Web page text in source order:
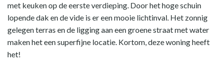
met keuken op de eerste verdieping. Door het hoge schuin
lopende dak en de vide is er een mooie lichtinval. Het zonnig
gelegen terras en de ligging aan een groene straat met water
maken het een superfijne locatie. Kortom, deze woning heeft
het!